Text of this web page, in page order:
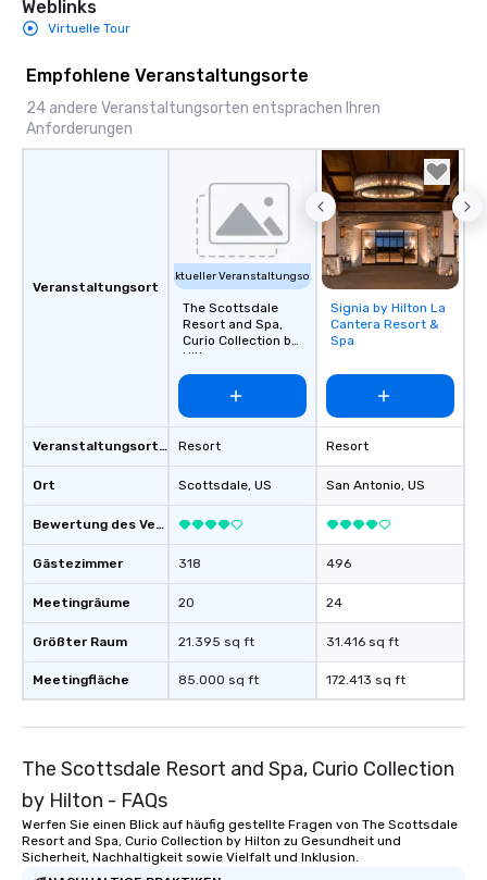
Weblinks
Virtuelle Tour
Empfohlene Veranstaltungsorte
24 andere Veranstaltungsorten entsprachen Ihren
Anforderungen
Veranstaltungsort
Veranstaltungsortstyp
Ort
Bewertung des Veranstaltungsortes
Gästezimmer
Meetingräume
Größter Raum
Meetingfläche
Aktueller Veranstaltungsort
The Scottsdale
Resort and Spa,
Curio Collection by
Hilton
Resort
Scottsdale, US
318
20
21.395 sq ft
85.000 sq ft
Removed from
favorites
Signia by Hilton La
Cantera Resort &
Spa
Resort
San Antonio, US
496
24
31.416 sq ft
172.413 sq ft
The Scottsdale Resort and Spa, Curio Collection
by Hilton - FAQs
Werfen Sie einen Blick auf häufig gestellte Fragen von The Scottsdale
Resort and Spa, Curio Collection by Hilton zu Gesundheit und
Sicherheit, Nachhaltigkeit sowie Vielfalt und Inklusion.